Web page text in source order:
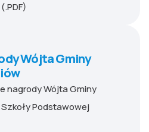
Wójta Gminy
nagrody Wójta Gminy
Podstawowej